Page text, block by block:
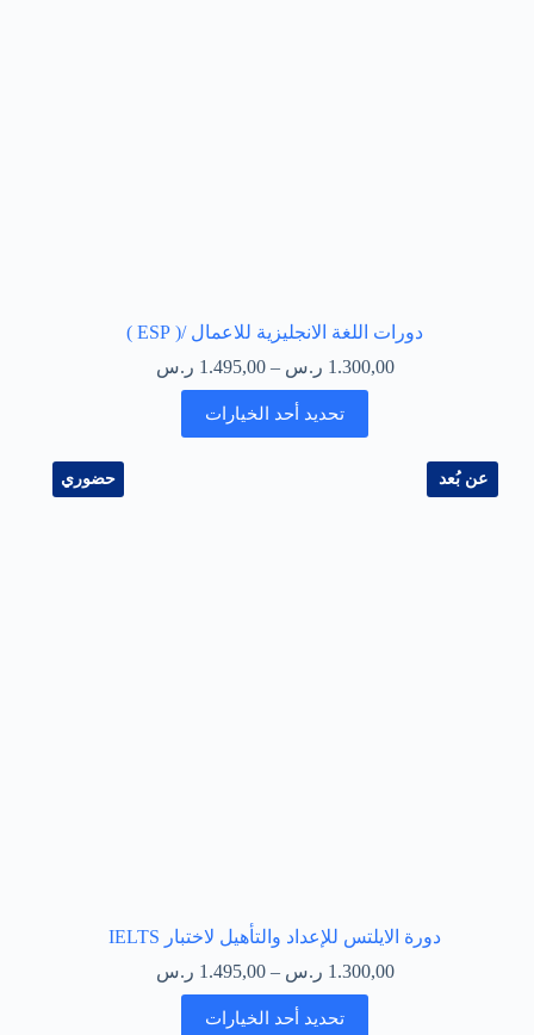
دورات اللغة الانجليزية للاعمال​ /( ESP )
1.300,00 ر.س –
1.495,00 ر.س
تحديد أحد الخيارات
حضوري عن بُعد
دورة الايلتس للإعداد والتأهيل لاختبار IELTS
1.300,00 ر.س –
1.495,00 ر.س
تحديد أحد الخيارات